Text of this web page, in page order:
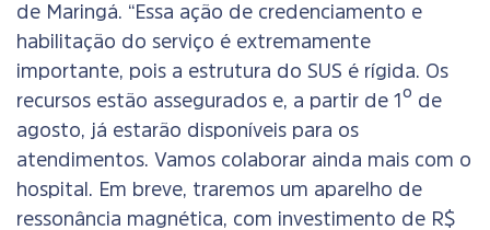
de Maringá. “Essa ação de credenciamento e
habilitação do serviço é extremamente
importante, pois a estrutura do SUS é rígida. Os
recursos estão assegurados e, a partir de 1º de
agosto, já estarão disponíveis para os
atendimentos. Vamos colaborar ainda mais com o
hospital. Em breve, traremos um aparelho de
ressonância magnética, com investimento de R$